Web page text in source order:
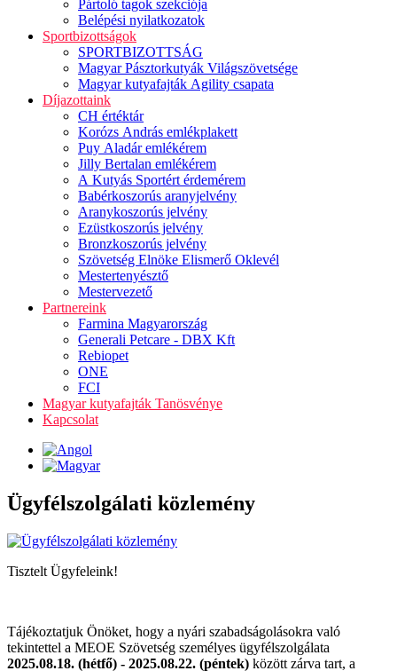
Pártoló tagok szekciója
Belépési nyilatkozatok
Sportbizottságok
SPORTBIZOTTSÁG
Magyar Pásztorkutyák Világszövetsége
Magyar kutyafajták Agility csapata
Díjazottaink
CH értéktár
Korózs András emlékplakett
Puy Aladár emlékérem
Jilly Bertalan emlékérem
A Kutyás Sportért érdemérem
Babérkoszorús aranyjelvény
Aranykoszorús jelvény
Ezüstkoszorús jelvény
Bronzkoszorús jelvény
Szövetség Elnöke Elismerő Oklevél
Mestertenyésztő
Mestervezető
Partnereink
Farmina Magyarország
Generali Petcare - DBX Kft
Rebiopet
ONE
FCI
Magyar kutyafajták Tanösvénye
Kapcsolat
Ügyfélszolgálati közlemény
Tisztelt Ügyfeleink!
Tájékoztatjuk Önöket, hogy a nyári szabadságolásokra való
tekintettel a MEOE Szövetség személyes ügyfélszolgálata
2025.08.18. (hétfő) - 2025.08.22. (péntek) között zárva tart, a